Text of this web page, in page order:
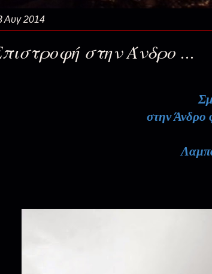
να πας εικόνισμα χωρίς τον αδελφό
της ψυχής...
η λάμψη του Παραδείσου...
ο Παράδεισος…(Αγίων Πάντων)
Αυγ 2014
στην Άνδρο ...
στην Άνδρο